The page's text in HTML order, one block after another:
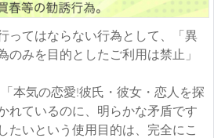
ってはならない行為として、「異
のみを目的としたご利用は禁止」
本気の恋愛!彼氏・彼女・恋人を探
れているのに、明らかな矛盾です
たいという使用目的は、完全にこ